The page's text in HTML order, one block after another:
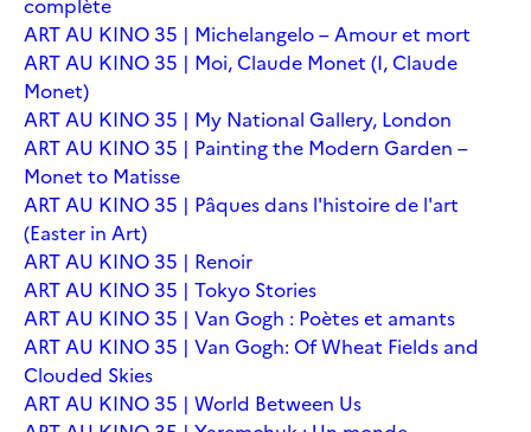
ART AU KINO 35 | Michelangelo – Amour et mort
ART AU KINO 35 | Moi, Claude Monet (I, Claude
Monet)
ART AU KINO 35 | My National Gallery, London
ART AU KINO 35 | Painting the Modern Garden –
Monet to Matisse
ART AU KINO 35 | Pâques dans l'histoire de l'art
(Easter in Art)
ART AU KINO 35 | Renoir
ART AU KINO 35 | Tokyo Stories
ART AU KINO 35 | Van Gogh : Poètes et amants
ART AU KINO 35 | Van Gogh: Of Wheat Fields and
Clouded Skies
ART AU KINO 35 | World Between Us